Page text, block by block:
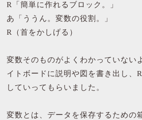
R「簡単に作れるブロック。」
あ「ううん。変数の役割。」
R（首をかしげる）
変数そのものがよくわかっていない
イトボードに説明や図を書き出し、
していってもらいました。
変数とは、データを保存するための